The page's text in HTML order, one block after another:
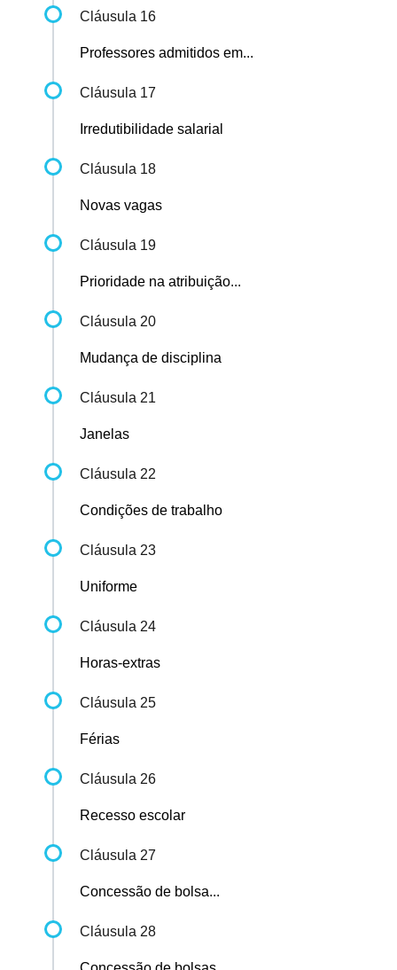
Cláusula 16
Professores admitidos em...
Cláusula 17
Irredutibilidade salarial
Cláusula 18
Novas vagas
Cláusula 19
Prioridade na atribuição...
Cláusula 20
Mudança de disciplina
Cláusula 21
Janelas
Cláusula 22
Condições de trabalho
Cláusula 23
Uniforme
Cláusula 24
Horas-extras
Cláusula 25
Férias
Cláusula 26
Recesso escolar
Cláusula 27
Concessão de bolsa...
Cláusula 28